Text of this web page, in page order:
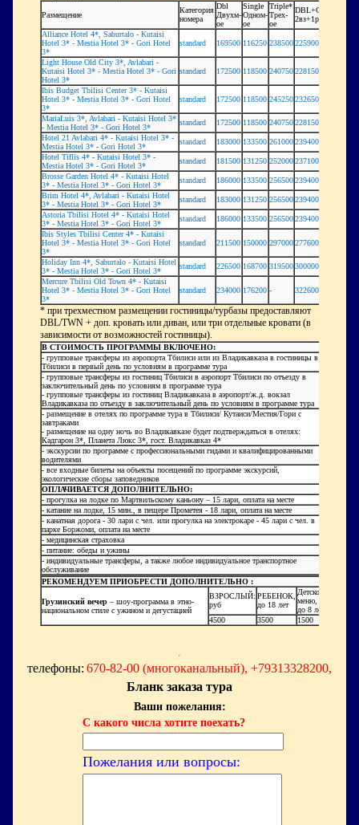
Размещение
Категория
номера
Dbl
Двухм-
ое
Single
Одном-
ое
Triple*
Трех-
ое
DBL+СH
2вз+1реб
Alliance Hotel 4*, Saburtalo - Kutaisi
Hotel 3* - Mestia Hotel 3* - Gori Hotel
3*
standard 169500 116250 238500225900
Light House Old City 3*, Avlabari -
Kutaisi Hotel 3* - Mestia Hotel 3* - Gori
Hotel 3*
standard 172500 118500 240750228150
Ibis Budget Tbilisi Center 3* - Kutaisi
Hotel 3* - Mestia Hotel 3* - Gori Hotel
3*
standard 172500 118500 245250232650
MariaLuis 3*, Avlabari - Kutaisi Hotel 3*
- Mestia Hotel 3* - Gori Hotel 3*
standard 172500 118500 240750228150
Hotel 21 Avlabari 4* - Kutaisi Hotel 3* -
Mestia Hotel 3* - Gori Hotel 3*
standard 183000 133500 261000239400
Hotel Tiflis 4* - Kutaisi Hotel 3* -
Mestia Hotel 3* - Gori Hotel 3*
standard 181500 131250 252000237100
Brosse Garden Hotel 4* - Kutaisi Hotel
3* - Mestia Hotel 3* - Gori Hotel 3*
standard 186000 133500 256500239400
Brim Hotel 4*, Avlabari - Kutaisi Hotel
3* - Mestia Hotel 3* - Gori Hotel 3*
standard 183000 131250 256500239400
Astoria Tbilisi Hotel 4* - Kutaisi Hotel
3* - Mestia Hotel 3* - Gori Hotel 3*
standard 186000 133500 256500239400
Ibis Styles Tbilisi Center 4* - Kutaisi
Hotel 3* - Mestia Hotel 3* - Gori Hotel
3*
standard 211500 150000 297000277600
Holiday Inn 4*, Saburtalo - Kutaisi Hotel
3* - Mestia Hotel 3* - Gori Hotel 3*
standard 226500 168700 319500300000
Mercure Tbilisi Old Town 4* - Kutaisi
Hotel 3* - Mestia Hotel 3* - Gori Hotel
3*
standard 234000 176200 - 322600
* при трехместном размещении гостиницы/турбазы предоставляют
DBL/TWN + доп. кровать или диван, или три отдельные кровати (в
зависимости от возможностей гостиницы).
В СТОИМОСТЬ ПРОГРАММЫ ВКЛЮЧЕНО:
- групповые трансферы из аэропорта Тбилиси или из Владикавказа в гостиницы в
Тбилиси в первый день по условиям в программе тура
- групповые трансферы из гостиниц Тбилиси в аэропорт Тбилиси по отъезду в
заключительный день по условиям в программе тура
- групповые трансферы из гостиниц Владикавказа в аэропорт/ж.д. вокзал
Владикавказа по отъезду в заключительный день по условиям в программе тура
- размещение в отелях по программе тура в Тбилиси/ Кутаиси/Местия/Гори с
завтраками
- размещение на одну ночь во Владикавказе будет подтверждаться в отелях:
Кадгарон 3*, Планета Люкс 3*, гост. Владикавказ 4*
- экскурсии по программе с профессиональными гидами и квалифицированными
водителями
- все входные билеты на объекты посещений по программе экскурсий,
экологические сборы заповедников
ОПЛАЧИВАЕТСЯ ДОПОЛНИТЕЛЬНО:
- прогулка на лодке по Мартвильскому каньону – 15 лари, оплата на месте
- катание на лодке, 15 мин., в пещере Прометея - 18 лари, оплата на месте
- канатная дорога - 30 лари с чел. или прогулка на электрокаре - 45 лари с чел. в
парке Боржоми, оплата на месте
- медицинская страховка
- питание: обеды и ужины
- индивидуальные трансферы, а также любое индивидуальное транспортное
обслуживание
РЕКОМЕНДУЕМ ПРИОБРЕСТИ ДОПОЛНИТЕЛЬНО :
Грузинский вечер – шоу-программа в этно-
национальном стиле с ужином и дегустацией
ВЗРОСЛЫЙ:
руб
РЕБЕНОК,
до 18 лет
Детское
меню,
до 8 лет
4500
3500 1500
телефоны: 670-82-00 (многоканальный), +79313328200,
Бланк заказа тура
Ваши пожелания:
С какого числа хотите поехать?
Пожелания или вопросы: